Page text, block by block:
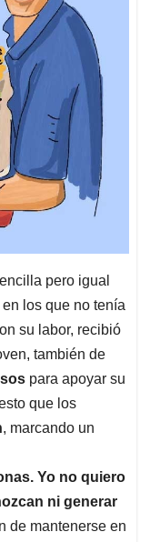
pero igual
los que no tenía
su labor, recibió
también de
para apoyar su
que los
, marcando un
Yo no quiero
ni generar
de mantenerse en